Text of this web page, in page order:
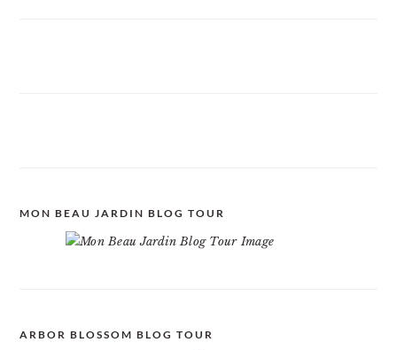
MON BEAU JARDIN BLOG TOUR
ARBOR BLOSSOM BLOG TOUR